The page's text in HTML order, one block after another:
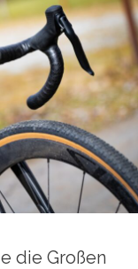
die Großen